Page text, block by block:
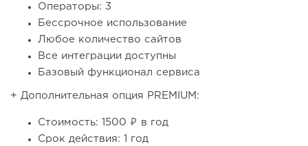
Операторы: 3
Бессрочное использование
Любое количество сайтов
Все интеграции доступны
Базовый функционал сервиса
+ Дополнительная опция PREMIUM:
Стоимость: 1500 ₽ в год
Срок действия: 1 год